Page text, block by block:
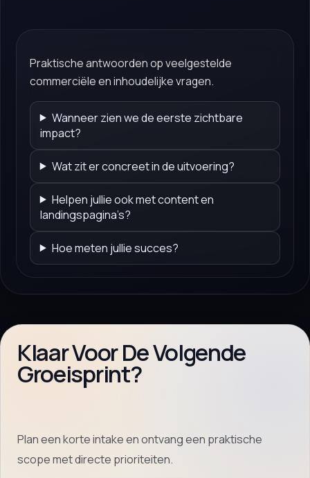
Praktische antwoorden op veelgestelde
commerciële en inhoudelijke vragen.
Wanneer zien we de eerste zichtbare
impact?
Wat zit er concreet in de uitvoering?
Helpen jullie ook met content en
landingspagina’s?
Hoe meten jullie succes?
Klaar Voor De Volgende
Groeisprint?
Plan een korte intake en ontvang een praktische
scope met directe prioriteiten.